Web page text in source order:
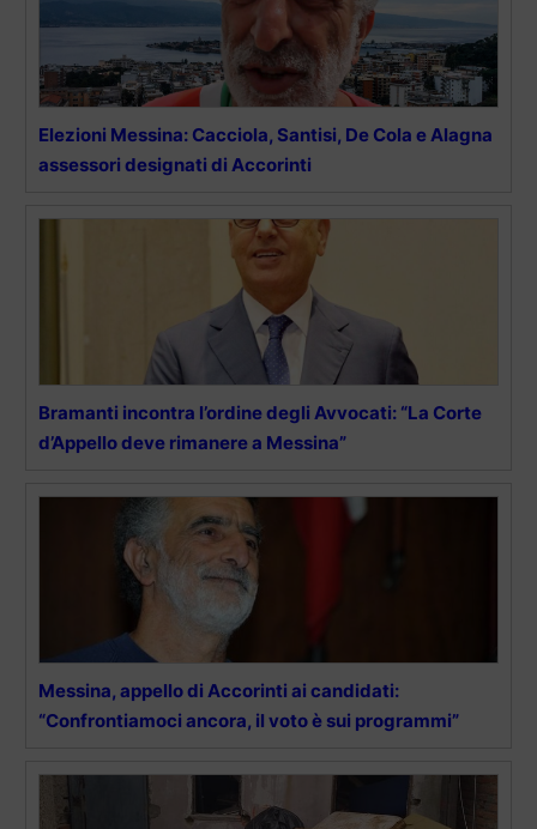
Elezioni Messina: Cacciola, Santisi, De Cola e Alagna
assessori designati di Accorinti
Bramanti incontra l’ordine degli Avvocati: “La Corte
d’Appello deve rimanere a Messina”
Messina, appello di Accorinti ai candidati:
“Confrontiamoci ancora, il voto è sui programmi”